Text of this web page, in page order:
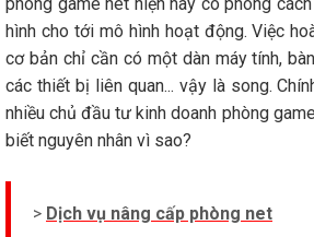
hình cho tới mô hình hoạt động. Việc
cơ bản chỉ cần có một dàn máy tính,
các thiết bị liên quan... vậy là song.
nhiều chủ đầu tư kinh doanh phòng
biết nguyên nhân vì sao?
> Dịch vụ nâng cấp phòng net